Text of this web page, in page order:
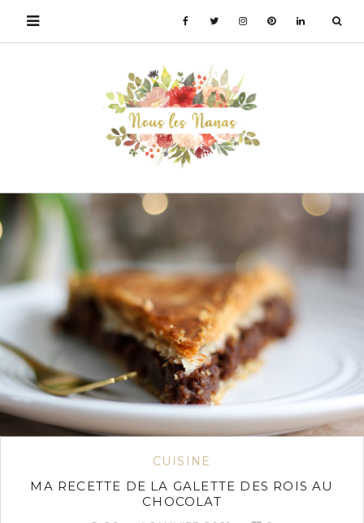
CUISINE
BISCUITS AUX FLOCONS D’AVOINE FOURRÉS
AU CHOCOLAT